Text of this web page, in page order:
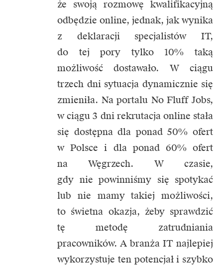
że swoją rozmowę kwalifikacyjną
odbędzie online, jednak, jak wynika
z deklaracji specjalistów IT,
do tej pory tylko 10% taką
możliwość dostawało. W ciągu
trzech dni sytuacja dynamicznie się
zmieniła. Na portalu No Fluff Jobs,
w ciągu 3 dni rekrutacja online stała
się dostępna dla ponad 50% ofert
w Polsce i dla ponad 60% ofert
na Węgrzech. W czasie,
gdy nie powinniśmy się spotykać
lub nie mamy takiej możliwości,
to świetna okazja, żeby sprawdzić
tę metodę zatrudniania
pracowników. A branża IT najlepiej
wykorzystuje ten potencjał i szybko